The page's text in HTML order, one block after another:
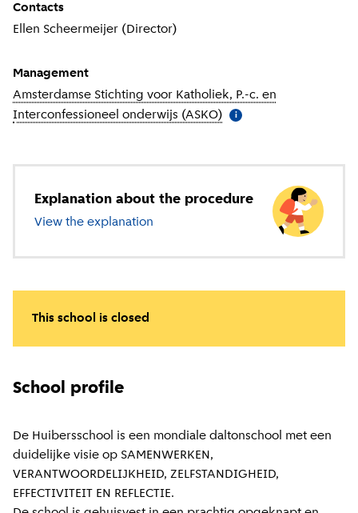
Contacts
Ellen Scheermeijer (Director)
Management
Amsterdamse Stichting voor Katholiek, P.-c. en
Interconfessioneel onderwijs (ASKO) More information
i
Explanation about the procedure
View the explanation about primary education
This school is closed
School profile
De Huibersschool is een mondiale daltonschool met een
duidelijke visie op SAMENWERKEN,
VERANTWOORDELIJKHEID, ZELFSTANDIGHEID,
EFFECTIVITEIT EN REFLECTIE.